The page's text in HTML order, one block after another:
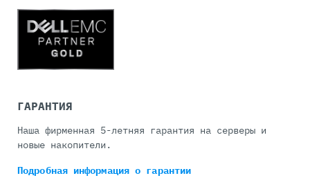
ГАРАНТИЯ
Наша фирменная 5-летняя гарантия на серверы и
новые накопители.
Подробная информацияо гарантии